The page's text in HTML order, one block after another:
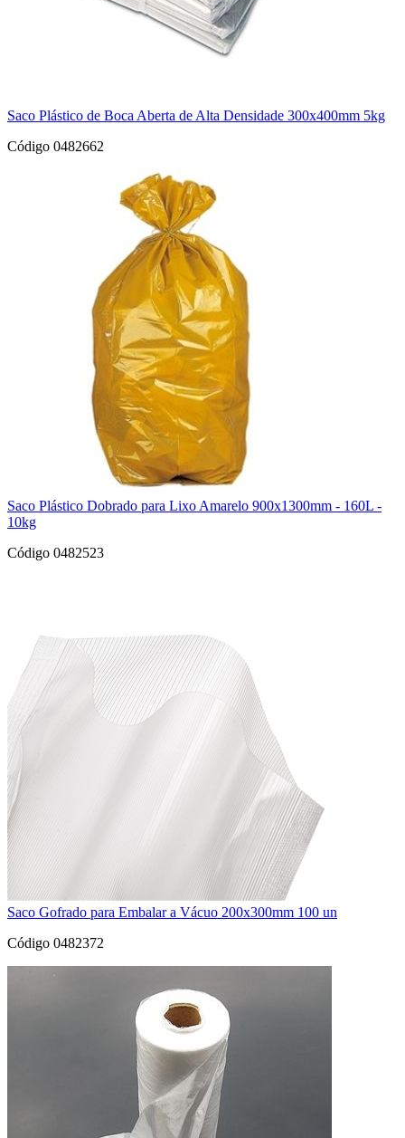
Saco Plástico de Boca Aberta de Alta Densidade 300x400mm 5kg
Código 0482662
Saco Plástico Dobrado para Lixo Amarelo 900x1300mm - 160L -
10kg
Código 0482523
Saco Gofrado para Embalar a Vácuo 200x300mm 100 un
Código 0482372